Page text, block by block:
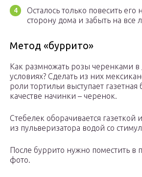
Осталось только повесить его
сторону дома и забыть на все
Метод «буррито»
Как размножать розы черенками
условиях? Сделать из них
роли тортильи выступает газетная
качестве начинки – черенок.
Стебелек оборачивается газеткой
из пульверизатора водой со
После буррито нужно поместить в
фото.